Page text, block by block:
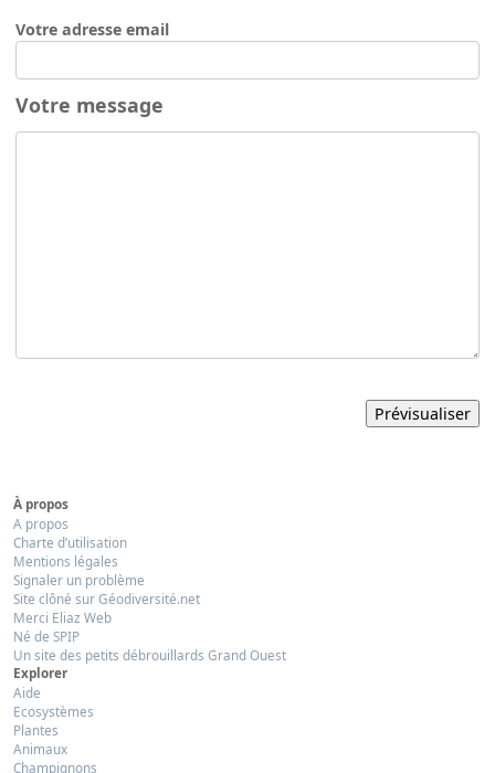
Votre adresse email
Votre message
À propos
A propos
Charte d’utilisation
Mentions légales
Signaler un problème
Site clôné sur Géodiversité.net
Merci Eliaz Web
Né de SPIP
Un site des petits débrouillards Grand Ouest
Explorer
Aide
Ecosystèmes
Plantes
Animaux
Champignons